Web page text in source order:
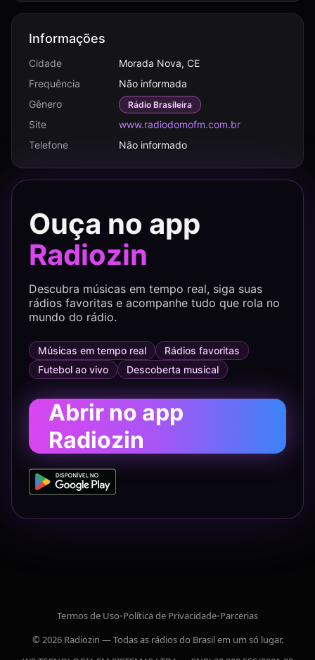
Informações
Cidade
Morada Nova, CE
Frequência
Não informada
Gênero
Rádio Brasileira
Site
www.radiodomofm.com.br
Telefone
Não informado
Ouça no app
Radiozin
Descubra músicas em tempo real, siga suas
rádios favoritas e acompanhe tudo que rola no
mundo do rádio.
Músicas em tempo real
Rádios favoritas
Futebol ao vivo
Descoberta musical
Abrir no app
Radiozin
Termos de Uso•Política de Privacidade•Parcerias
© 2026 Radiozin — Todas as rádios do Brasil em um só lugar.